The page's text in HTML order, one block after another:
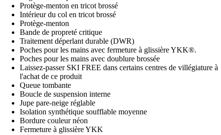
Protège-menton en tricot brossé
Intérieur du col en tricot brossé
Protège-menton
Bande de propreté critique
Traitement déperlant durable (DWR)
Poches pour les mains avec fermeture à glissière YKK®.
Poches pour les mains avec doublure brossée
Laissez-passer SKI FREE dans certains centres de villégiature à
l'achat de ce produit
Queue tombante
Boucle de suspension interne
Jupe pare-neige réglable
Isolation synthétique soufflable moyenne
Bordure couleur néon
Fermeture à glissière YKK